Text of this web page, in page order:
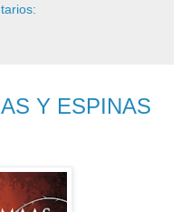
Y ESPINAS